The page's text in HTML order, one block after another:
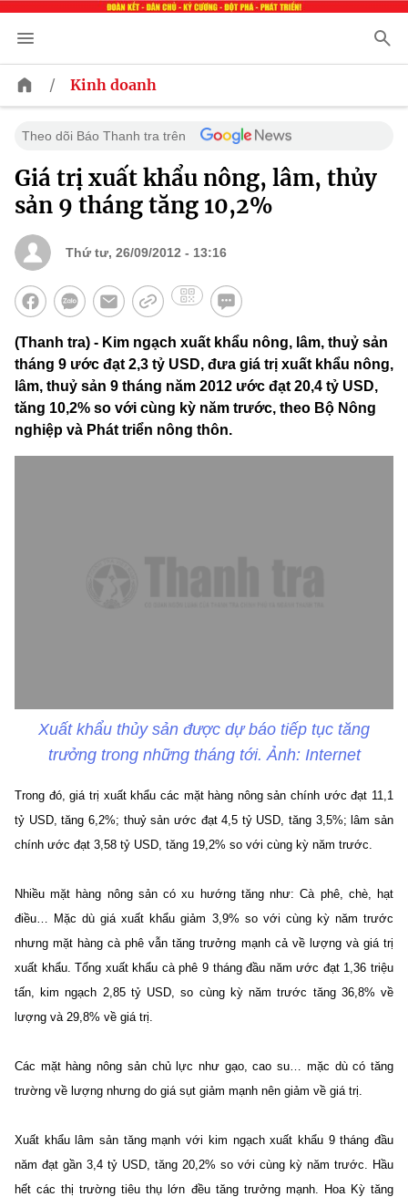
/ Kinh doanh
Theo dõi Báo Thanh tra trên
Giá trị xuất khẩu nông, lâm, thủy
sản 9 tháng tăng 10,2%
Thứ tư, 26/09/2012 - 13:16
(Thanh tra) - Kim ngạch xuất khẩu nông, lâm, thuỷ sản
tháng 9 ước đạt 2,3 tỷ USD, đưa giá trị xuất khẩu nông,
lâm, thuỷ sản 9 tháng năm 2012 ước đạt 20,4 tỷ USD,
tăng 10,2% so với cùng kỳ năm trước, theo Bộ Nông
nghiệp và Phát triển nông thôn.
Xuất khẩu thủy sản được dự báo tiếp tục tăng
trưởng trong những tháng tới. Ảnh: Internet
Trong đó, giá trị xuất khẩu các mặt hàng nông sản chính ước đạt 11,1
tỷ USD, tăng 6,2%; thuỷ sản ước đạt 4,5 tỷ USD, tăng 3,5%; lâm sản
chính ước đạt 3,58 tỷ USD, tăng 19,2% so với cùng kỳ năm trước.
Nhiều mặt hàng nông sản có xu hướng tăng như: Cà phê, chè, hạt
điều… Mặc dù giá xuất khẩu giảm 3,9% so với cùng kỳ năm trước
nhưng mặt hàng cà phê vẫn tăng trưởng mạnh cả về lượng và giá trị
xuất khẩu. Tổng xuất khẩu cà phê 9 tháng đầu năm ước đạt 1,36 triệu
tấn, kim ngạch 2,85 tỷ USD, so cùng kỳ năm trước tăng 36,8% về
lượng và 29,8% về giá trị.
Các mặt hàng nông sản chủ lực như gạo, cao su… mặc dù có tăng
trường về lượng nhưng do giá sụt giảm mạnh nên giảm về giá trị.
Xuất khẩu lâm sản tăng mạnh với kim ngạch xuất khẩu 9 tháng đầu
năm đạt gần 3,4 tỷ USD, tăng 20,2% so với cùng kỳ năm trước. Hầu
hết các thị trường tiêu thụ lớn đều tăng trưởng mạnh. Hoa Kỳ tăng